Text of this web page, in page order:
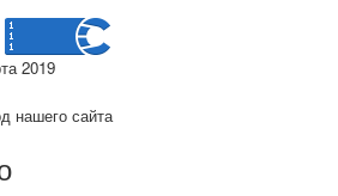
2019
нашего сайта